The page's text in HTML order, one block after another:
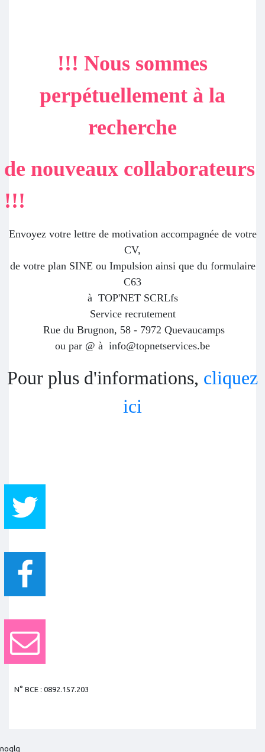
!!! Nous sommes
perpétuellement à la
recherche
de nouveaux collaborateurs
!!!
Envoyez votre lettre de motivation accompagnée de votre
CV,
de votre plan SINE ou Impulsion ainsi que du formulaire
C63
à TOP'NET SCRLfs
Service recrutement
Rue du Brugnon, 58 - 7972 Quevaucamps
ou par @ à info@topnetservices.be
Pour plus d'informations, cliquez
ici
N° BCE : 0892.157.203
noqlq